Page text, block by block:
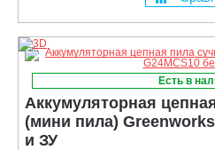
Есть в
Аккумуляторная
(мини пила)
и ЗУ